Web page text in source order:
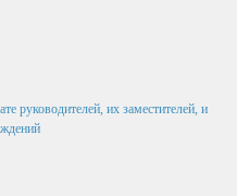
и иные документы
организаций
приема граждан
руководителей, их заместителей, и